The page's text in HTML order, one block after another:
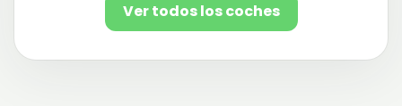
Ver todos los coches